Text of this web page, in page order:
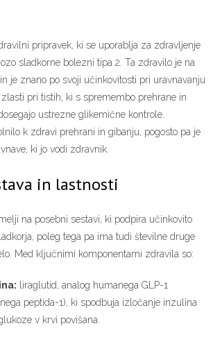
pripravek, ki se uporablja za zdravljenje
sladkorne bolezni tipa 2. Ta zdravilo je na
je znano po svoji učinkovitosti pri uravnavanju
pri tistih, ki s spremembo prehrane in
ustrezne glikemične kontrole.
k zdravi prehrani in gibanju, pogosto pa je
ki jo vodi zdravnik.
in lastnosti
na posebni sestavi, ki podpira učinkovito
poleg tega pa ima tudi številne druge
Med ključnimi komponentami zdravila so:
liraglutid, analog humanega GLP-1
peptida-1), ki spodbuja izločanje inzulina
v krvi povišana.